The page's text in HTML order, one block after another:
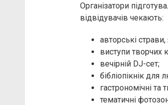
Організатори
відвідувачів чекають:
авторські
виступи творчих
вечірній DJ-сет;
бібліопікнік для
гастрономічні та
тематичні